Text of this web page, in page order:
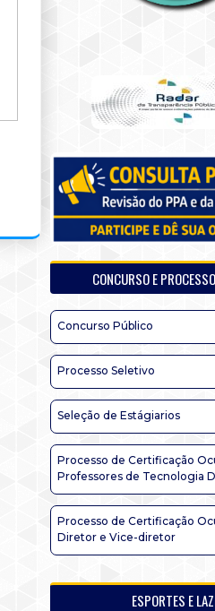
CONCURSO E
Concurso Público
Processo Seletivo
Seleção de Estágiarios
Processo de Certificação
Professores de Tecnologia
Processo de Certificação
Diretor e Vice-diretor
ESPORTES E